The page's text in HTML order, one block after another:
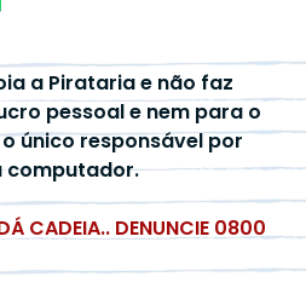
a Pirataria e não faz
pessoal e nem para o
único responsável por
computador.
CADEIA.. DENUNCIE 0800